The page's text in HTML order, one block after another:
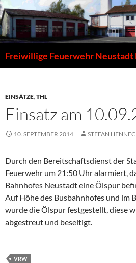
Zum
Inhalt
springen
Freiwillige Feuerwehr Neustadt
EINSÄTZE,THL
Einsatz am
10. SEPTEMBER 2014 STEFAN
Durch den Bereitschaftsdienst der
Feuerwehr um 21:50 Uhr alarmiert,
Bahnhofes Neustadt eine Ölspur
Auf Höhe des Busbahnhofes und im
wurde die Ölspur festgestellt, diese
abgestreut und beseitigt.
VRW